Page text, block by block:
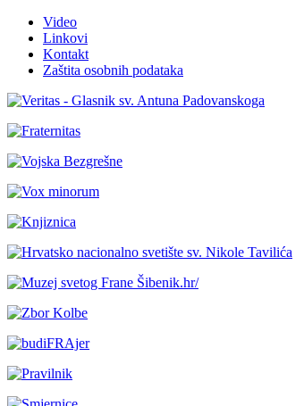
Video
Linkovi
Kontakt
Zaštita osobnih podataka